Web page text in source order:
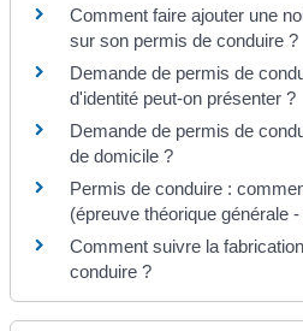
Comment faire ajouter une
sur son permis de conduire ?
Demande de permis de
d'identité peut-on présenter ?
Demande de permis de
de domicile ?
Permis de conduire :
(épreuve théorique générale
Comment suivre la
conduire ?